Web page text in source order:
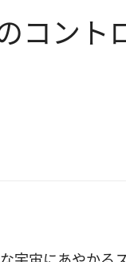
コント